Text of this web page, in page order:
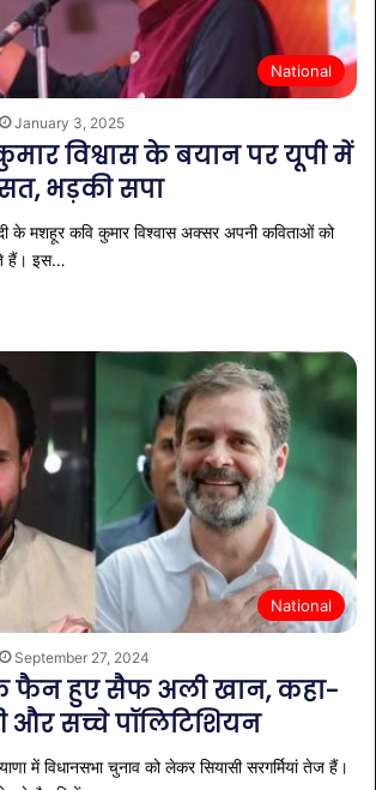
National
January 3, 2025
विश्वास के बयान पर यूपी में
भड़की सपा
के मशहूर कवि कुमार विश्वास अक्सर अपनी कविताओं को
हैं। इस…
National
September 27, 2024
फैन हुए सैफ अली खान, कहा-
और सच्चे पॉलिटिशियन
में विधानसभा चुनाव को लेकर सियासी सरगर्मियां तेज हैं।